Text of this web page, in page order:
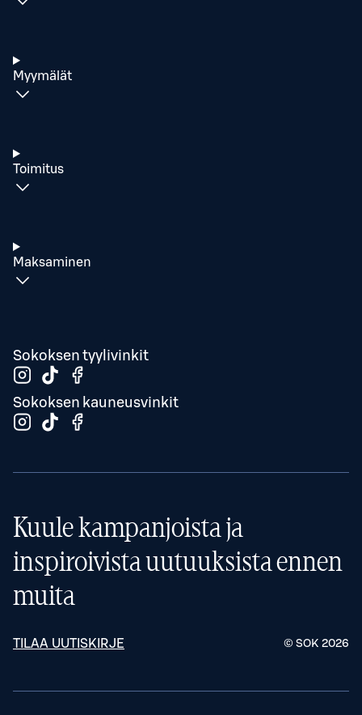
Myymälät
Toimitus
Maksaminen
Sokoksen tyylivinkit
Sokoksen kauneusvinkit
Kuule kampanjoista ja
inspiroivista uutuuksista ennen
muita
TILAA UUTISKIRJE © SOK 2026